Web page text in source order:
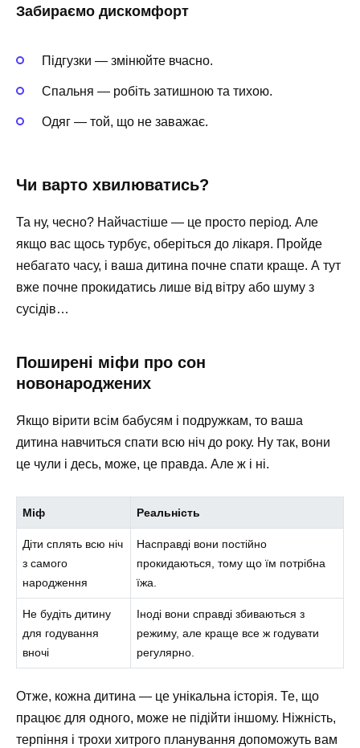
Забираємо дискомфорт
Підгузки — змінюйте вчасно.
Спальня — робіть затишною та тихою.
Одяг — той, що не заважає.
Чи варто хвилюватись?
Та ну, чесно? Найчастіше — це просто період. Але
якщо вас щось турбує, оберіться до лікаря. Пройде
небагато часу, і ваша дитина почне спати краще. А тут
вже почне прокидатись лише від вітру або шуму з
сусідів…
Поширені міфи про сон
новонароджених
Якщо вірити всім бабусям і подружкам, то ваша
дитина навчиться спати всю ніч до року. Ну так, вони
це чули і десь, може, це правда. Але ж і ні.
Міф Реальність
Діти сплять всю ніч
з самого
народження
Насправді вони постійно
прокидаються, тому що їм потрібна
їжа.
Не будіть дитину
для годування
вночі
Іноді вони справді збиваються з
режиму, але краще все ж годувати
регулярно.
Отже, кожна дитина — це унікальна історія. Те, що
працює для одного, може не підійти іншому. Ніжність,
терпіння і трохи хитрого планування допоможуть вам